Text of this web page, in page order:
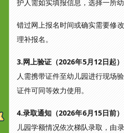
护人需如实填报信息，选择一所
错过网上报名时间或确实需要修
理补报名。
3.网上验证（2026年5月12日起
人需携带证件至幼儿园进行现场
证件可同等效力使用。
4.录取通知（2026年6月15日前
儿园学额情况依次梯队录取，由